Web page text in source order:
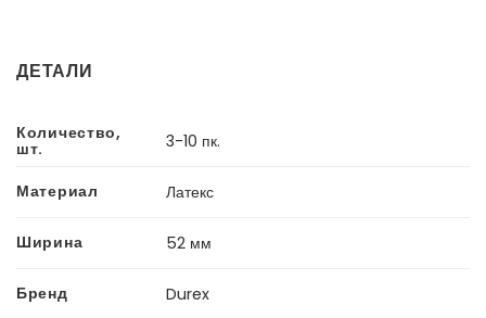
ДЕТАЛИ
Количество,
шт. 3-10 пк.
Материал Латекс
Ширина 52 мм
Бренд Durex